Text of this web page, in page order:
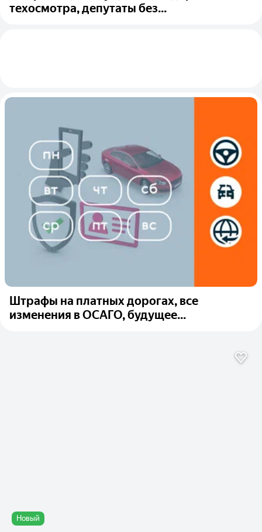
техосмотра, депутаты без...
Штрафы на платных дорогах, все
изменения в ОСАГО, будущее...
Новый